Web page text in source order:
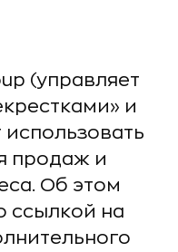
(управляет
и
продаж и
Об этом
ссылкой на